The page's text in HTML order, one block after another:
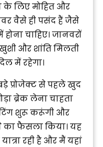
लिए मोहित और
वैसे ही पसंद हैं जैसे
चाहिए। जानवरों
और शांति मिलती
में रहेगा।
प्रोजेक्ट से पहले खुद
ब्रेक लेना चाहता
शुरू करूंगी और
का फैसला किया। यह
रही है और मैं यहां